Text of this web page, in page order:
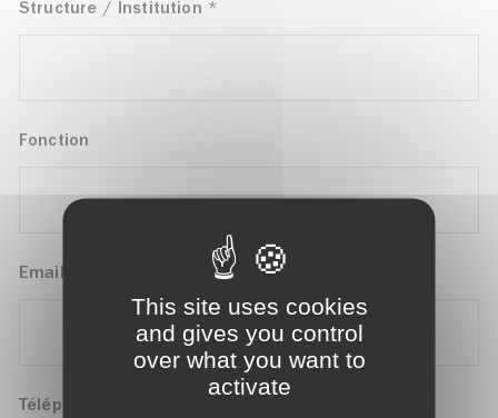
This site uses cookies
and gives you control
over what you want to
activate
Structure / Institution *
Fonction
Email
Téléphone